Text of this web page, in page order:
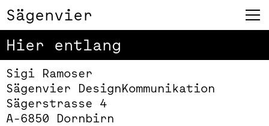
Sägenvier
Hier entlang
Sigi Ramoser
Sägenvier DesignKommunikation
Sägerstrasse 4
A-6850 Dornbirn